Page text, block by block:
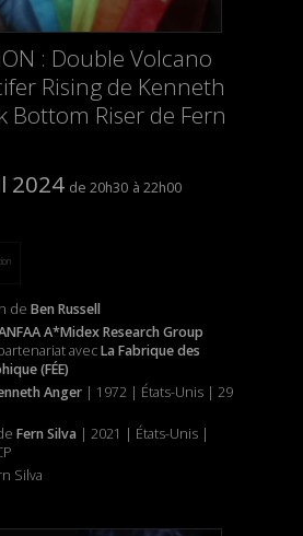
: Double Volcano
Rising de Kenneth
Bottom Riser de Fern
2024
20h30 22h00
de Ben Russell
A*Midex Research Group
avecLa Fabrique des
(FÉE)
Anger| 1972 | États-Unis | 29
Fern Silva | 2021 | États-Unis |
Silva